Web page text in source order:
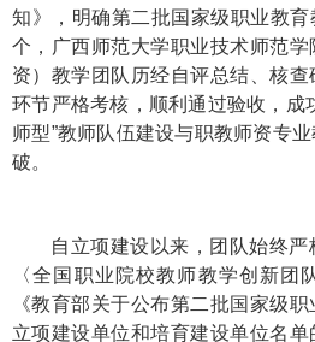
知》，明确第二批国家级职业教
个，广西师范大学职业技术师范
资）教学团队历经自评总结、核
环节严格考核，顺利通过验收，成
师型”教师队伍建设与职教师资专
破。
自立项建设以来，团队始终
〈全国职业院校教师教学创新团
《教育部关于公布第二批国家级
立项建设单位和培育建设单位名单